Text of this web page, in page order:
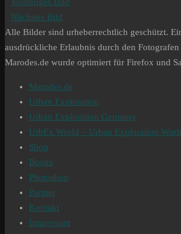
Vorheriges Bild
Nächstes Bild
Alle Bilder sind urheberrechtlich geschützt.
ausdrückliche Erlaubnis durch den
Marodes.de wurde optimiert für Firefox und
Marodes.de
Urban Exploration
Urban Exploration Germany
UrbEx World – Urban Exploration
Shop
Books
Photoshop
Partner
Kontakt
Impressum